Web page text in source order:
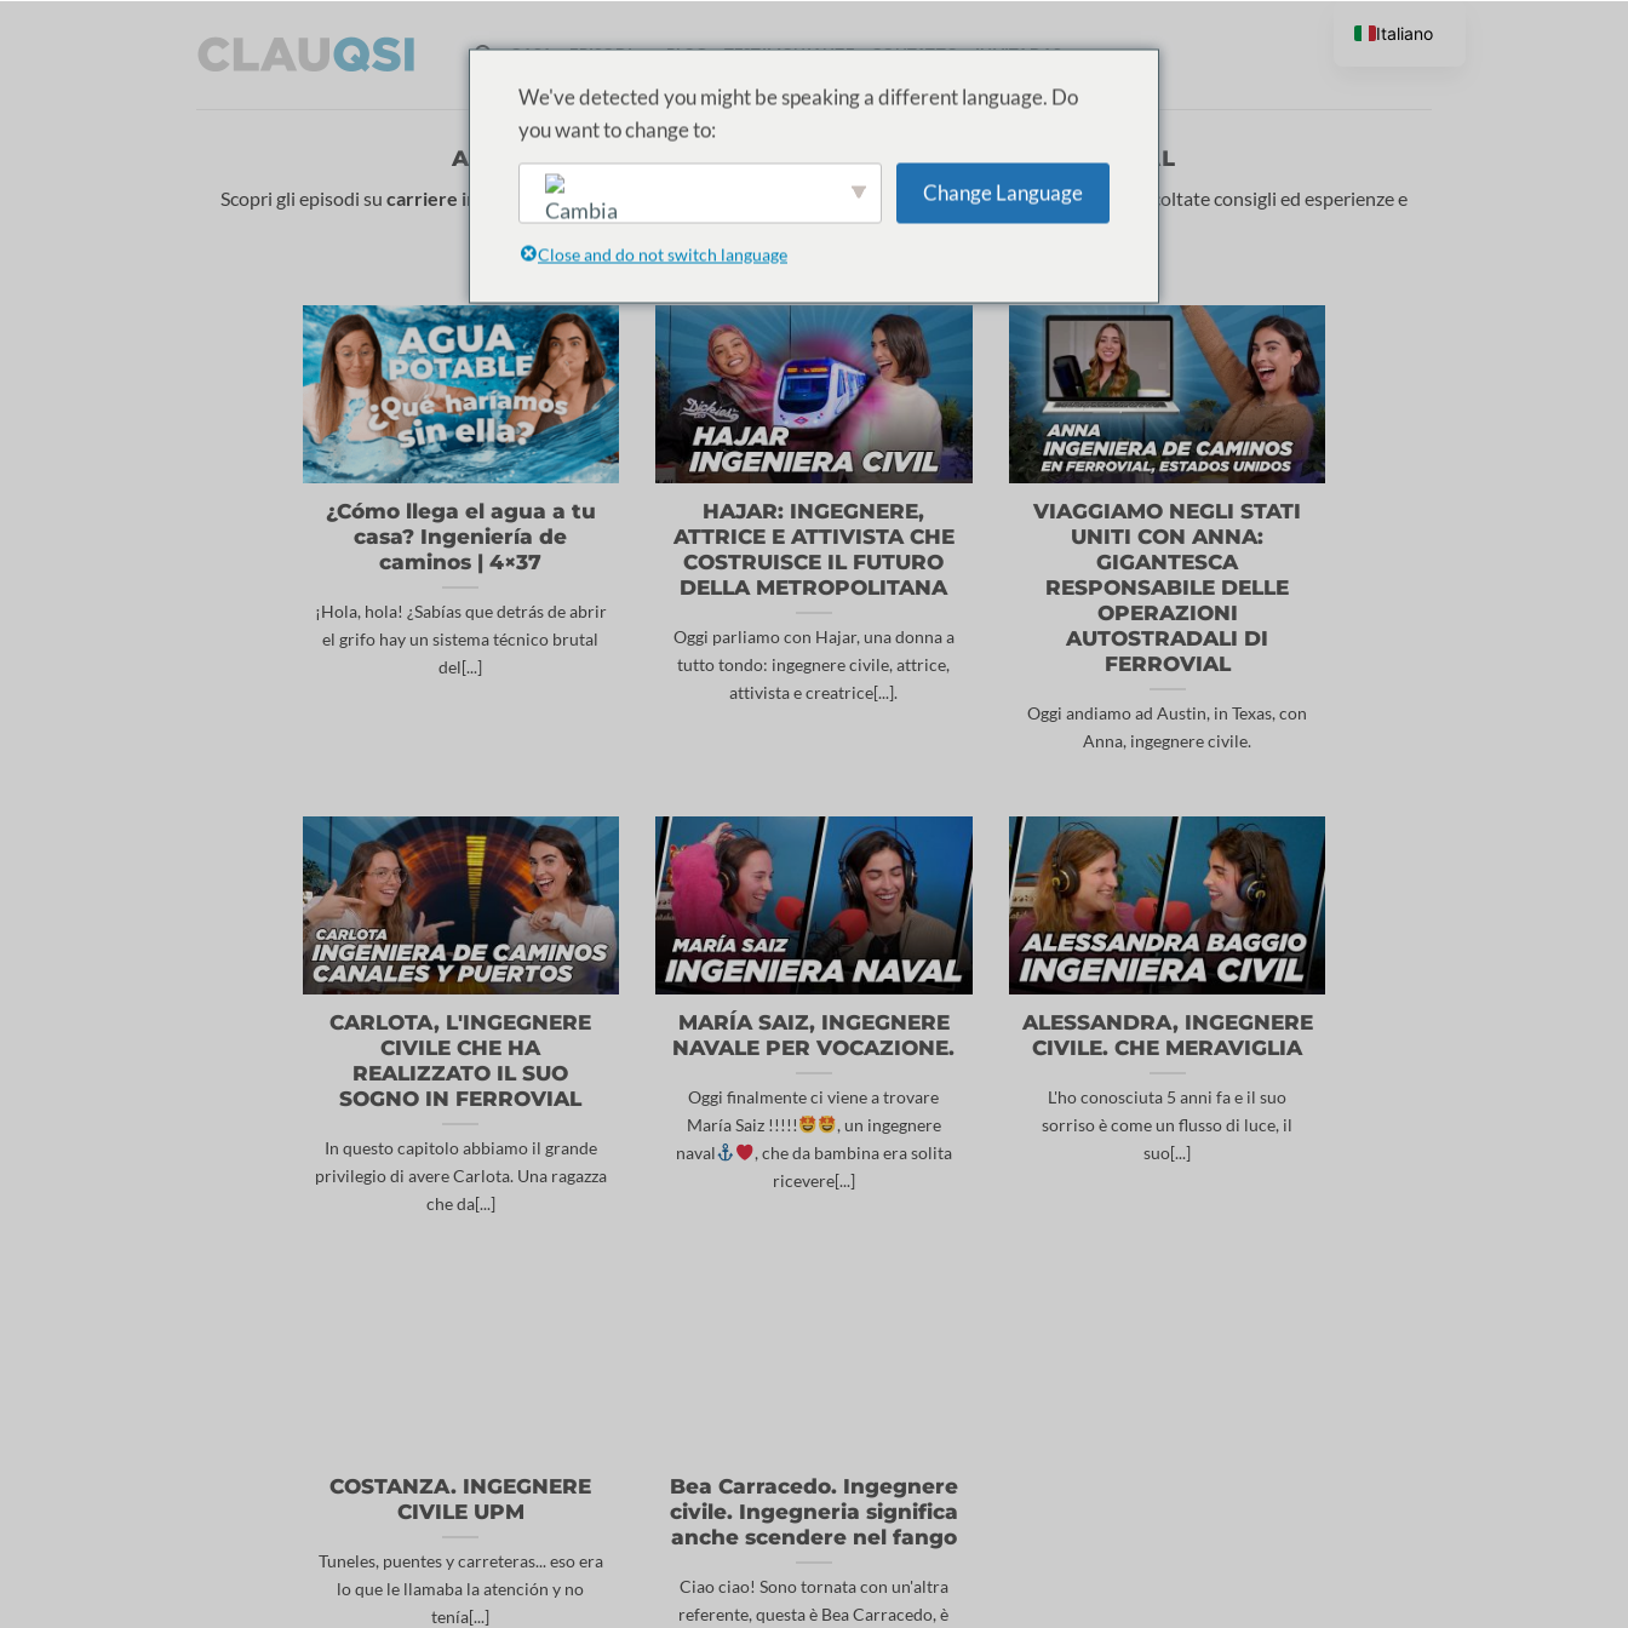
CASA EPISODI BLOG TESTIMONIANZE CONTATTO INVITADAS
ARCHIVIO CATEGORIA:INGENIERÍA DE CAMINOS Y NAVAL
Scopri gli episodi su carriere in ingegneria civile e navale e lasciarsi ispirare da donneriferimentidel settore! Ascoltate consigli ed esperienze e
iniziate a costruire il vostro futuro!STEM!
¿Cómo llega el agua a tu
casa? Ingeniería de
caminos | 4×37
¡Hola, hola! ¿Sabías que detrás de abrir
el grifo hay un sistema técnico brutal
del[...]
HAJAR: INGEGNERE,
ATTRICE E ATTIVISTA CHE
COSTRUISCE IL FUTURO
DELLA METROPOLITANA
Oggi parliamo con Hajar, una donna a
tutto tondo: ingegnere civile, attrice,
attivista e creatrice[...].
VIAGGIAMO NEGLI STATI
UNITI CON ANNA:
GIGANTESCA
RESPONSABILE DELLE
OPERAZIONI
AUTOSTRADALI DI
FERROVIAL
Oggi andiamo ad Austin, in Texas, con
Anna, ingegnere civile.
CARLOTA, L'INGEGNERE
CIVILE CHE HA
REALIZZATO IL SUO
SOGNO IN FERROVIAL
In questo capitolo abbiamo il grande
privilegio di avere Carlota. Una ragazza
che da[...]
MARÍA SAIZ, INGEGNERE
NAVALE PER VOCAZIONE.
Oggi finalmente ci viene a trovare
María Saiz !!!!!
, un ingegnere
naval
, che da bambina era solita
ricevere[...]
ALESSANDRA, INGEGNERE
CIVILE. CHE MERAVIGLIA
L'ho conosciuta 5 anni fa e il suo
sorriso è come un flusso di luce, il
suo[...]
COSTANZA. INGEGNERE
CIVILE UPM
Tuneles, puentes y carreteras... eso era
lo que le llamaba la atención y no
tenía[...]
Bea Carracedo. Ingegnere
civile. Ingegneria significa
anche scendere nel fango
Ciao ciao! Sono tornata con un'altra
referente, questa è Bea Carracedo, è
We've detected you might be speaking a different language. Do
you want to change to:
English
Change Language
Close and do not switch language
Italiano